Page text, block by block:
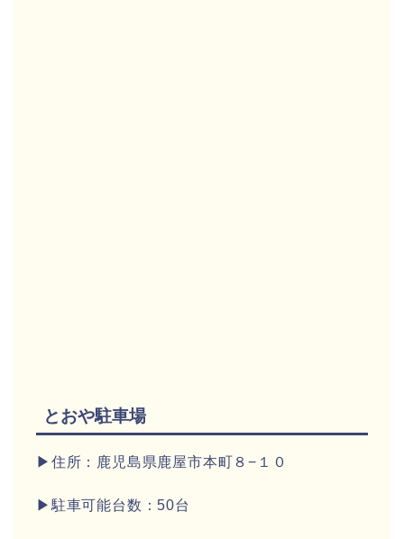
とおや駐車場
▶住所：鹿児島県鹿屋市本町８−１０
▶駐車可能台数：50台